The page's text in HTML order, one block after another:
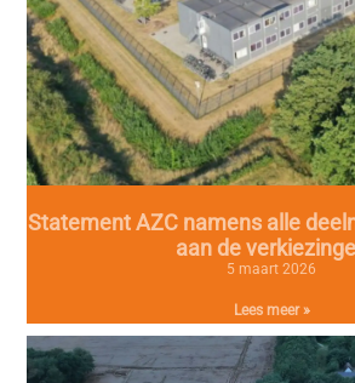
Statement AZC namens alle
aan de
5 maart 2026
Lees meer »